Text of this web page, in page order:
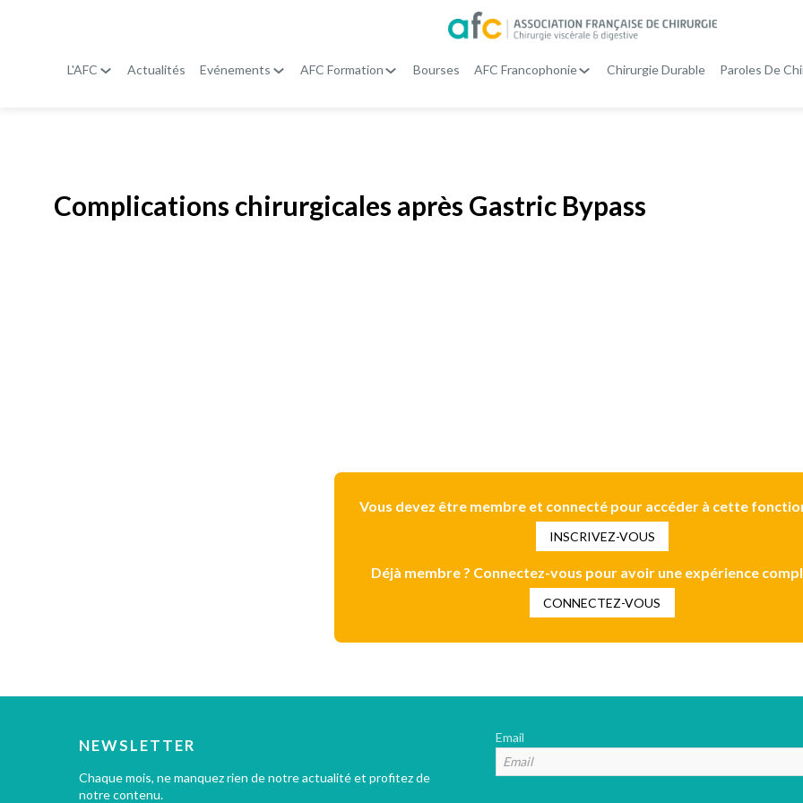
L'AFC Actualités Evénements AFC Formation Bourses AFC Francophonie Chirurgie Durable Paroles De
Complications chirurgicales après Gastric Bypass
Vous devez être membre et connecté pour accéder à cette
INSCRIVEZ-VOUS
Déjà membre ? Connectez-vous pour avoir une expérience
CONNECTEZ-VOUS
NEWSLETTER
Chaque mois, ne manquez rien de notre actualité et profitez de
notre contenu.
Email